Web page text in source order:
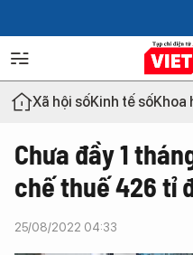
Xã hội sốKinh tế sốKhoa
Chưa đầy 1
chế thuế 426 tỉ
25/08/2022 04:33